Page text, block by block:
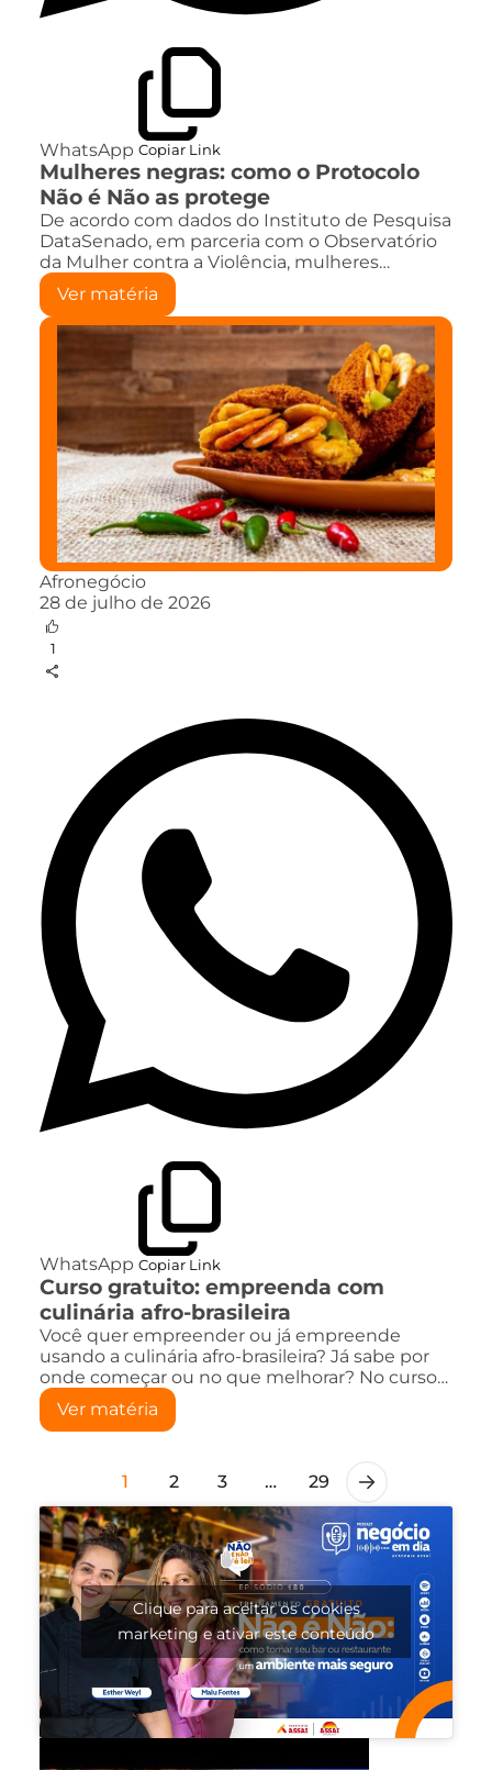
WhatsApp Copiar Link
Mulheres negras: como o Protocolo
Não é Não as protege
De acordo com dados do Instituto de Pesquisa
DataSenado, em parceria com o Observatório
da Mulher contra a Violência, mulheres…
Ver matéria
Afronegócio
28 de julho de 2026
1
WhatsApp Copiar Link
Curso gratuito: empreenda com
culinária afro-brasileira
Você quer empreender ou já empreende
usando a culinária afro-brasileira? Já sabe por
onde começar ou no que melhorar? No curso…
Ver matéria
1 2 3 … 29
Clique para aceitar os cookies
marketing e ativar este conteúdo